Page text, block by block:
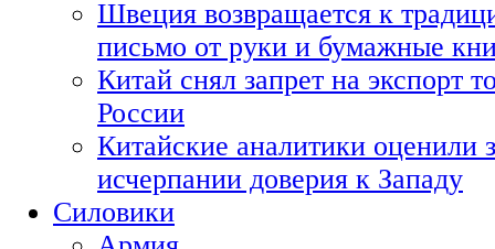
Швеция возвращается к
письмо от руки и бумажные
Китай снял запрет на экспорт
России
Китайские аналитики оценили
исчерпании доверия к Западу
Силовики